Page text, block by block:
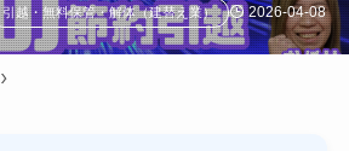
引越・無料保管・解体（建替え業） 2026-04-08